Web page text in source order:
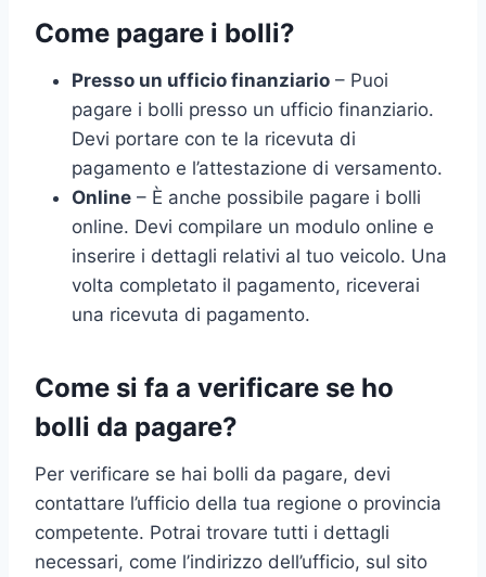
Come pagare i bolli?
Presso un ufficio finanziario – Puoi
pagare i bolli presso un ufficio finanziario.
Devi portare con te la ricevuta di
pagamento e l’attestazione di versamento.
Online – È anche possibile pagare i bolli
online. Devi compilare un modulo online e
inserire i dettagli relativi al tuo veicolo. Una
volta completato il pagamento, riceverai
una ricevuta di pagamento.
Come si fa a verificare se ho
bolli da pagare?
Per verificare se hai bolli da pagare, devi
contattare l’ufficio della tua regione o provincia
competente. Potrai trovare tutti i dettagli
necessari, come l’indirizzo dell’ufficio, sul sito